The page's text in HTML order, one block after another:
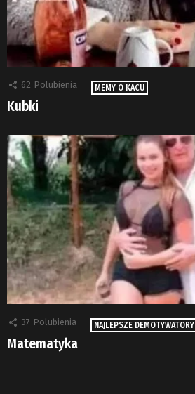
62 Polubienia MEMY O KACU
Kubki
37 Polubienia NAJLEPSZE DEMOTYWATORY
Matematyka